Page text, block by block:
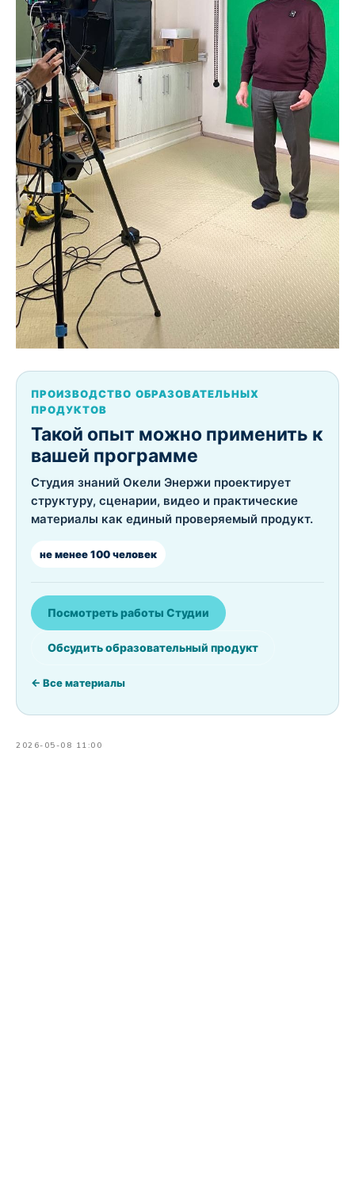
ПРОИЗВОДСТВО ОБРАЗОВАТЕЛЬНЫХ
ПРОДУКТОВ
Такой опыт можно применить к
вашей программе
Студия знаний Окели Энержи проектирует
структуру, сценарии, видео и практические
материалы как единый проверяемый продукт.
не менее 100 человек
Посмотреть работы Студии
Обсудить образовательный продукт
← Все материалы
2026-05-08 11:00